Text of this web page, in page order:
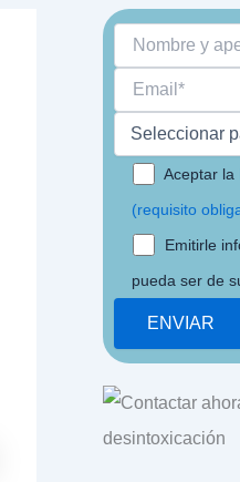
Aceptar la
(requisito
Emitirle
pueda ser de